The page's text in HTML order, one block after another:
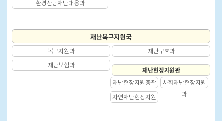
환경산림재난대응과
재난복구지원국
복구지원과 재난구호과
재난보험과
재난현장지원관
재난현장지원총괄
과
사회재난현장지원
과
자연재난현장지원